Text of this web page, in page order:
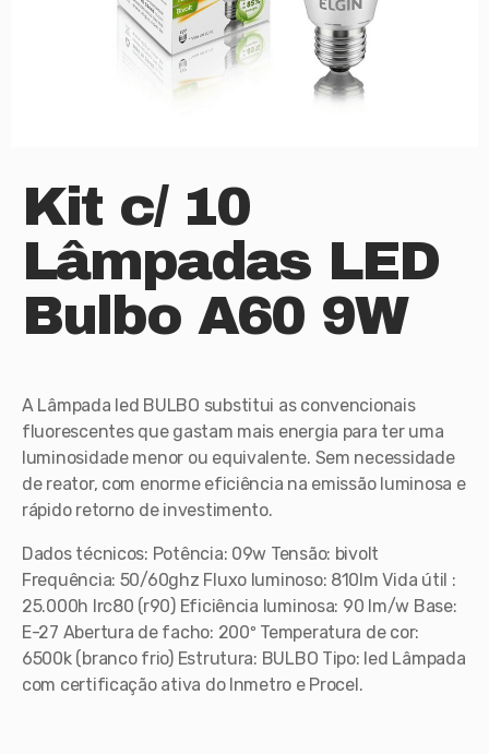
Kit c/ 10
Lâmpadas LED
Bulbo A60 9W
A Lâmpada led BULBO substitui as convencionais
fluorescentes que gastam mais energia para ter uma
luminosidade menor ou equivalente. Sem necessidade
de reator, com enorme eficiência na emissão luminosa e
rápido retorno de investimento.
Dados técnicos: Potência: 09w Tensão: bivolt
Frequência: 50/60ghz Fluxo luminoso: 810lm Vida útil :
25.000h Irc80 (r90) Eficiência luminosa: 90 lm/w Base:
E-27 Abertura de facho: 200º Temperatura de cor:
6500k (branco frio) Estrutura: BULBO Tipo: led Lâmpada
com certificação ativa do Inmetro e Procel.